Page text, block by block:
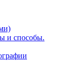
и способы.